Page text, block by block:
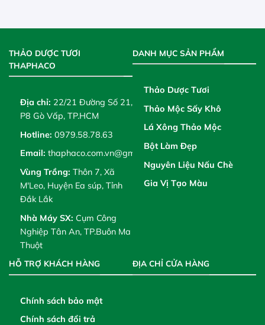
THẢO DƯỢC TƯƠI
THAPHACO
Địa chỉ: 22/21 Đường Số 21,
P8 Gò Vấp, TP.HCM
Hotline: 0979.58.78.63
Email: thaphaco.com.vn@gmail.com
Vùng Trồng: Thôn 7, Xã
M'Leo, Huyện Ea súp, Tỉnh
Đắk Lắk
Nhà Máy SX: Cụm Công
Nghiệp Tân An, TP.Buôn Ma
Thuột
DANH MỤC SẢN PHẨM
Thảo Dược Tươi
Thảo Mộc Sấy Khô
Lá Xông Thảo Mộc
Bột Làm Đẹp
Nguyên Liệu Nấu Chè
Gia Vị Tạo Màu
HỖ TRỢ KHÁCH HÀNG
Chính sách bảo mật
Chính sách đổi trả
ĐỊA CHỈ CỬA HÀNG